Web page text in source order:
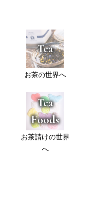
Tea
お茶の世界へ
Tea
Foods
お茶請けの世界
へ